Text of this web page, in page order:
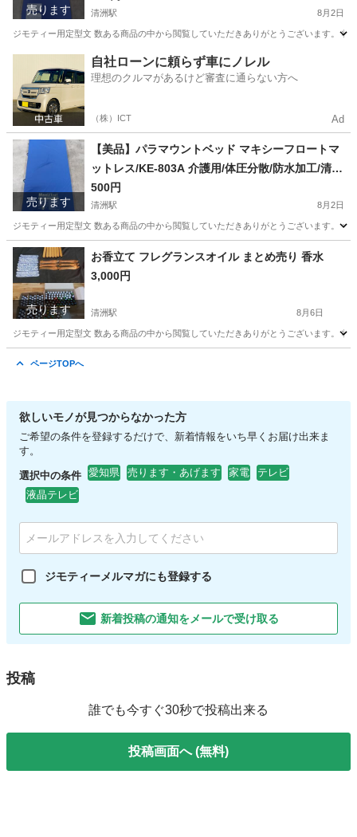
売ります 清洲駅 8月2日
ジモティー用定型文 数ある商品の中から閲覧していただきありがとうございます。
清洲駅 寝具 パラマウントベッド
自社ローンに頼らず車にノレル
理想のクルマがあるけど審査に通らない方へ
（株）ICT Ad
売ります
【美品】パラマウントベッド マキシーフロートマ
ットレス/KE-803A 介護用/体圧分散/防水加工/清拭
消毒対応/MRSA抗菌/
500円
清洲駅 8月2日
ジモティー用定型文 数ある商品の中から閲覧していただきありがとうございます。
愛知 清須市 清洲駅
売ります
お香立て フレグランスオイル まとめ売り 香水
3,000円
清洲駅 8月6日
ジモティー用定型文 数ある商品の中から閲覧していただきありがとうございます。
ページTOPへ
欲しいモノが見つからなかった方
ご希望の条件を登録するだけで、新着情報をいち早くお届け出来ま
す。
選択中の条件 愛知県 売ります・あげます 家電
テレビ
液晶テレビ
ジモティーメルマガにも登録する
新着投稿の通知をメールで受け取る
投稿
誰でも今すぐ30秒で投稿出来る
投稿画面へ (無料)